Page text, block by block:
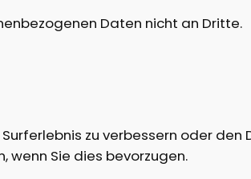
Daten nicht an Dritte.
zu verbessern oder den
wenn Sie dies bevorzugen.